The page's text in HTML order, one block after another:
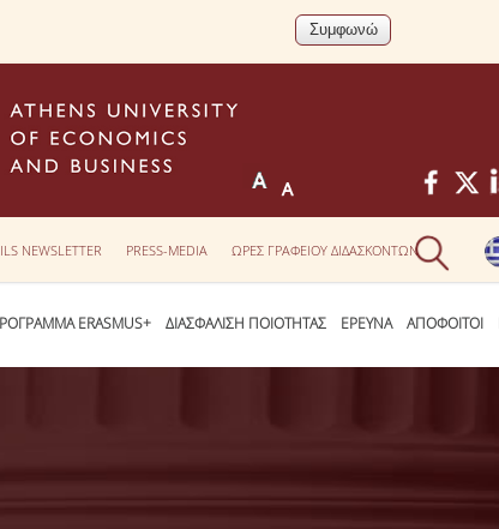
NEWSLETTER PRESS-MEDIA ΩΡΕΣ ΓΡΑΦΕΙΟΥ ΔΙΔΑΣΚΟΝΤΩΝ
ERASMUS+ ΔΙΑΣΦΑΛΙΣΗ ΠΟΙΟΤΗΤΑΣ ΕΡΕΥΝΑ ΑΠΟΦΟΙΤΟΙ